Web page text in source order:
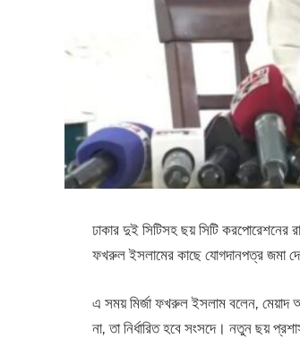
ঢাকার দুই সিটিসহ ছয় সিটি করপোরেশনের
ফখরুল ইসলামের কাছে যোগদানপত্র জমা
এ সময় মির্জা ফখরুল ইসলাম বলেন, মেয়াদ
না, তা নির্ধারিত হবে সংসদে। নতুন ছয়